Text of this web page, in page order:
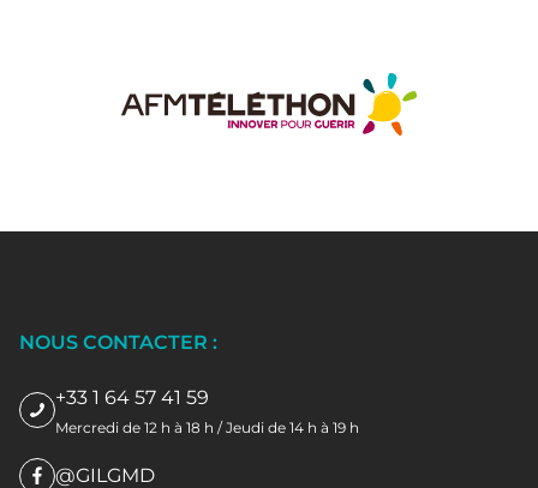
NOUS CONTACTER :
+33 1 64 57 41 59
Mercredi de 12 h à 18 h / Jeudi de 14 h à 19 h
@GILGMD